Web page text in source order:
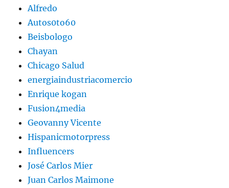
Alfredo
Autos0to60
Beisbologo
Chayan
Chicago Salud
energiaindustriacomercio
Enrique kogan
Fusion4media
Geovanny Vicente
Hispanicmotorpress
Influencers
José Carlos Mier
Juan Carlos Maimone